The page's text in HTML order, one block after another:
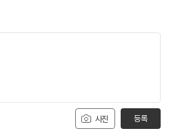
사진 등록